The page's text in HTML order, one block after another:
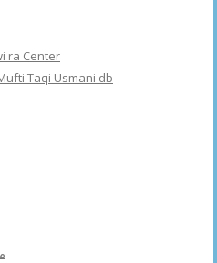
ra Center
Taqi Usmani db